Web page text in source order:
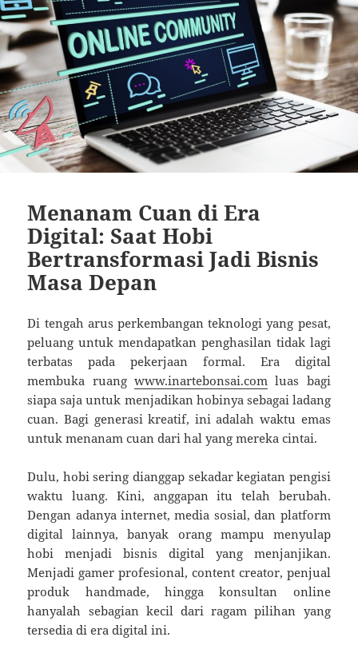
Menanam Cuan di Era
Digital: Saat Hobi
Bertransformasi Jadi Bisnis
Masa Depan
Di tengah arus perkembangan teknologi yang pesat,
peluang untuk mendapatkan penghasilan tidak lagi
terbatas pada pekerjaan formal. Era digital
membuka ruang www.inartebonsai.com luas bagi
siapa saja untuk menjadikan hobinya sebagai ladang
cuan. Bagi generasi kreatif, ini adalah waktu emas
untuk menanam cuan dari hal yang mereka cintai.
Dulu, hobi sering dianggap sekadar kegiatan pengisi
waktu luang. Kini, anggapan itu telah berubah.
Dengan adanya internet, media sosial, dan platform
digital lainnya, banyak orang mampu menyulap
hobi menjadi bisnis digital yang menjanjikan.
Menjadi gamer profesional, content creator, penjual
produk handmade, hingga konsultan online
hanyalah sebagian kecil dari ragam pilihan yang
tersedia di era digital ini.